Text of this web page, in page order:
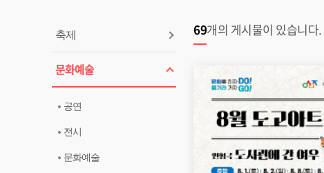
축제
문화예술
공연
전시
문화예술
69개의 게시물이 있습니다.